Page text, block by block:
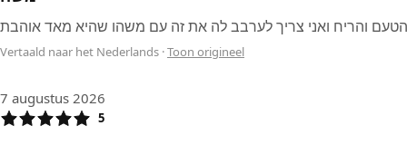
והריח ואני צריך לערבב לה את זה עם משהו שהיא מאד אוהבת
Vertaald naar het Nederlands ·Toon origineel
7 augustus 2026
5